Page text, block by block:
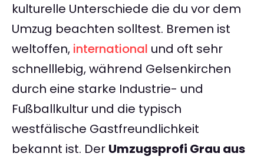
kulturelle Unterschiede die du vor dem
Umzug beachten solltest. Bremen ist
weltoffen, international und oft sehr
schnelllebig, während Gelsenkirchen
durch eine starke Industrie- und
Fußballkultur und die typisch
westfälische Gastfreundlichkeit
bekannt ist. Der Umzugsprofi Grau aus